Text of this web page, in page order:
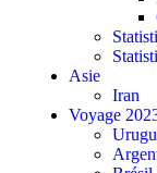
Asie
Iran
Voyage